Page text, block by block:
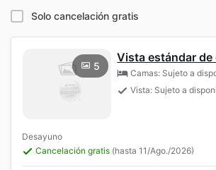
Solo cancelación gratis
5
Vista estándar de
Camas: Sujeto a
Vista: Sujeto a
Desayuno
Cancelación gratis (hasta 11/Ago./2026)